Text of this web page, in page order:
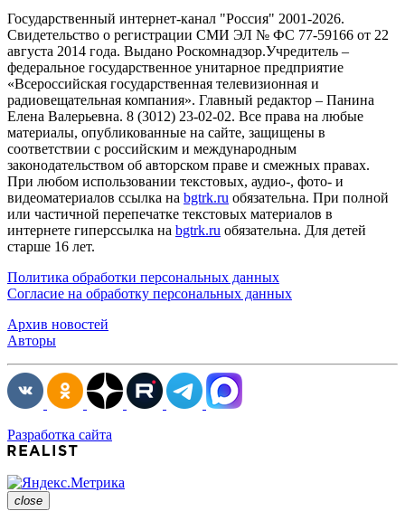
Государственный интернет-канал "Россия" 2001-2026.
Cвидетельство о регистрации СМИ ЭЛ № ФС 77-59166 от 22
августа 2014 года. Выдано Роскомнадзор.Учредитель –
федеральное государственное унитарное предприятие
«Всероссийская государственная телевизионная и
радиовещательная компания». Главный редактор – Панина
Елена Валерьевна. 8 (3012) 23-02-02. Все права на любые
материалы, опубликованные на сайте, защищены в
соответствии с российским и международным
законодательством об авторском праве и смежных правах.
При любом использовании текстовых, аудио-, фото- и
видеоматериалов ссылка на bgtrk.ru обязательна. При полной
или частичной перепечатке текстовых материалов в
интернете гиперссылка на bgtrk.ru обязательна. Для детей
старше 16 лет.
Политика обработки персональных данных
Согласие на обработку персональных данных
Архив новостей
Авторы
Разработка сайта
close